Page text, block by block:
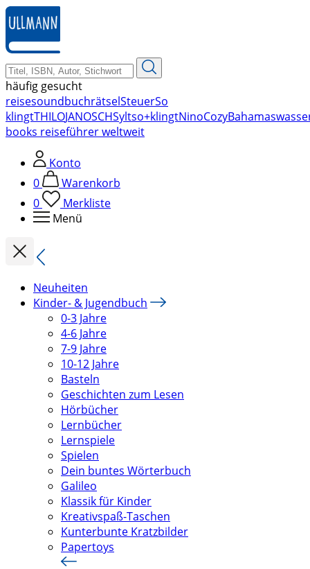
zum
Hauptinhalt
springen
häufig gesucht
reisesoundbuchrätselSteuerSo
klingtTHILOJANOSCHSyltso+klingtNinoCozyBahamas
books reiseführer weltweit
Konto
0
Warenkorb
0
Merkliste
Menü
Neuheiten
Kinder- & Jugendbuch
0-3 Jahre
4-6 Jahre
7-9 Jahre
10-12 Jahre
Basteln
Geschichten zum Lesen
Hörbücher
Lernbücher
Lernspiele
Spielen
Dein buntes Wörterbuch
Galileo
Klassik für Kinder
Kreativspaß-Taschen
Kunterbunte Kratzbilder
Papertoys